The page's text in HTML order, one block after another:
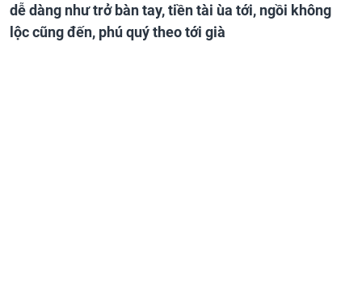
dễ dàng như trở bàn tay, tiền tài ùa tới, ngồi không
lộc cũng đến, phú quý theo tới già